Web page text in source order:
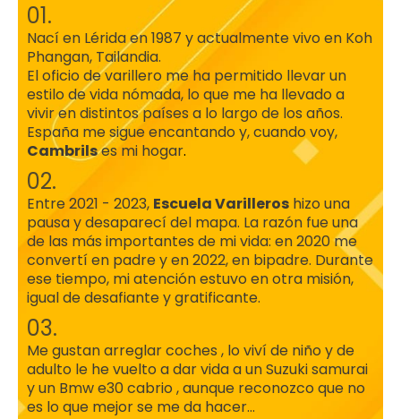
01.
Nací en Lérida en 1987 y actualmente vivo en Koh
Phangan, Tailandia.
El oficio de varillero me ha permitido llevar un
estilo de vida nómada, lo que me ha llevado a
vivir en distintos países a lo largo de los años.
España me sigue encantando y, cuando voy,
Cambrilses mi hogar.
02.
Entre 2021 - 2023, Escuela Varilleros hizo una
pausa y desaparecí del mapa. La razón fue una
de las más importantes de mi vida: en 2020 me
convertí en padre y en 2022, en bipadre. Durante
ese tiempo, mi atención estuvo en otra misión,
igual de desafiante y gratificante.
03.
Me gustan arreglar coches , lo viví de niño y de
adulto le he vuelto a dar vida a un Suzuki samurai
y un Bmw e30 cabrio , aunque reconozco que no
es lo que mejor se me da hacer...